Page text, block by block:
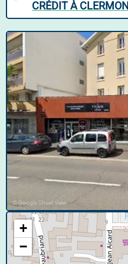
CRÉDIT À
© Google Street View
+
−